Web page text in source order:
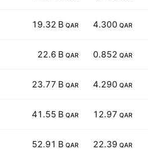
19.32 B QAR 4.300 QAR
22.6 B QAR 0.852 QAR
23.77 B QAR 4.290 QAR
41.55 B QAR 12.97 QAR
52.91 B QAR 22.39 QAR